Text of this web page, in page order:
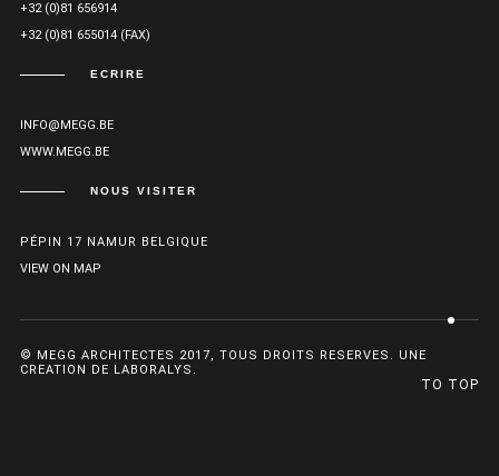
+32 (0)81 656914
+32 (0)81 655014 (FAX)
ECRIRE
INFO@MEGG.BE
WWW.MEGG.BE
NOUS VISITER
PÉPIN 17 NAMUR BELGIQUE
VIEW ON MAP
© MEGG ARCHITECTES 2017, TOUS DROITS RESERVES. UNE
CREATION DE LABORALYS.
TO TOP